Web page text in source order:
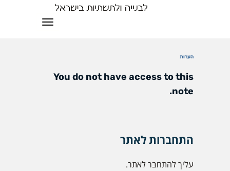
תפריט
הערות
You do not have access to this
note.
התחברות לאתר
עליך להתחבר לאתר.